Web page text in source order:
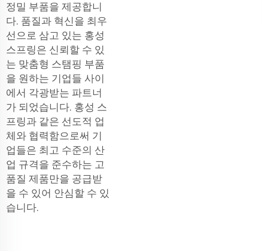
정밀 부품을 제공합니
다. 품질과 혁신을 최우
선으로 삼고 있는 홍성
스프링은 신뢰할 수 있
는 맞춤형 스탬핑 부품
을 원하는 기업들 사이
에서 각광받는 파트너
가 되었습니다. 홍성 스
프링과 같은 선도적 업
체와 협력함으로써 기
업들은 최고 수준의 산
업 규격을 준수하는 고
품질 제품만을 공급받
을 수 있어 안심할 수 있
습니다.